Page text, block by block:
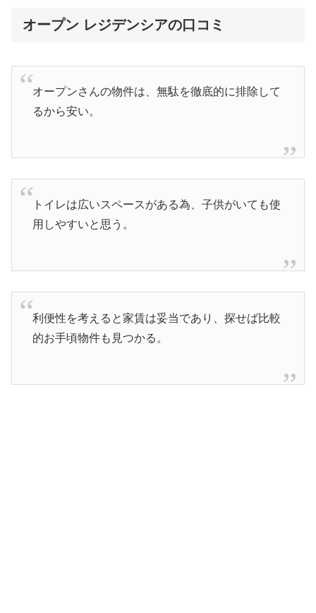
オープン レジデンシアの口コミ
オープンさんの物件は、無駄を徹底的に排除して
るから安い。
トイレは広いスペースがある為、子供がいても使
用しやすいと思う。
利便性を考えると家賃は妥当であり、探せば比較
的お手頃物件も見つかる。